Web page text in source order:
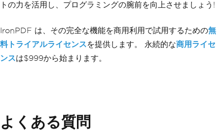
トの力を活用し、プログラミングの腕前を向上させましょう!
IronPDF は、その完全な機能を商用利用で試用するための無
料トライアルライセンスを提供します。 永続的な商用ライセ
ンスは$999から始まります。
よくある質問